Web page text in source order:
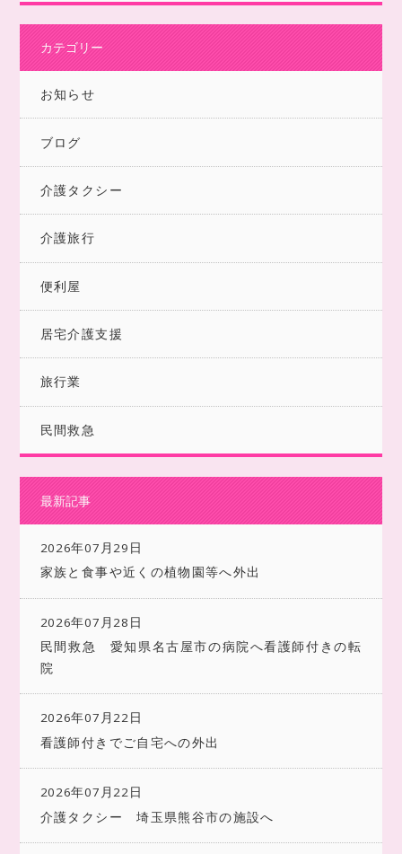
カテゴリー
お知らせ
ブログ
介護タクシー
介護旅行
便利屋
居宅介護支援
旅行業
民間救急
最新記事
2026年07月29日
家族と食事や近くの植物園等へ外出
2026年07月28日
民間救急 愛知県名古屋市の病院へ看護師付きの転
院
2026年07月22日
看護師付きでご自宅への外出
2026年07月22日
介護タクシー 埼玉県熊谷市の施設へ